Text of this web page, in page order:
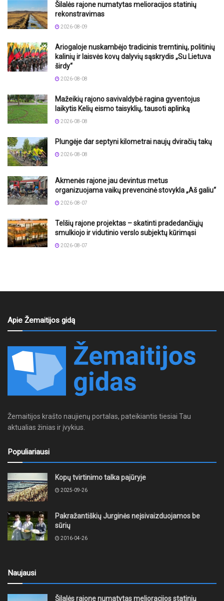
Šilalės rajone numatytas melioracijos statinių
rekonstravimas
2026-08-09
Ariogaloje nuskambėjo tradicinis tremtinių, politinių
kalinių ir laisvės kovų dalyvių sąskrydis „Su Lietuva
širdy“
2026-08-08
Mažeikių rajono savivaldybė ragina gyventojus
laikytis Kelių eismo taisyklių, tausoti aplinką
2026-08-08
Plungėje dar septyni kilometrai naujų dviračių takų
2026-08-08
Akmenės rajone jau devintus metus
organizuojama vaikų prevencinė stovykla „Aš galiu“
2026-08-07
Telšių rajone projektas – skatinti pradedančiųjų
smulkiojo ir vidutinio verslo subjektų kūrimąsi
2026-08-07
Apie Žemaitijos gidą
Žemaitijos krašto naujienų portalas, pateikiantis tiesiai Tau
aktualias žinias ir įvykius.
Populiariausi
Kopų tvirtinimo talka pajūryje
2025-09-26
Pakražantiškių Jurginės neįsivaizduojamos be
sūrių
2016-04-26
Naujausi
Šilalės rajone numatytas melioracijos statinių